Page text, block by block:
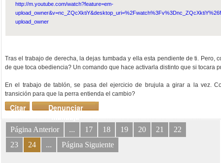
http://m.youtube.com/watch?feature=em-
upload_owner
Tras el trabajo de derecha, la dejas tumbada y ella esta pendiente de ti. Pero,
de que toca obediencia? Un comando que hace activarla distinto que si tocara
En el trabajo de tablón, se pasa del ejercicio de brujula a girar a la vez.
transición para que la perra entienda el cambio?
Denunciar
mensaje
Citar
Página Anterior ... 17 18 19 20 21
22
23
24 ... Página Siguiente